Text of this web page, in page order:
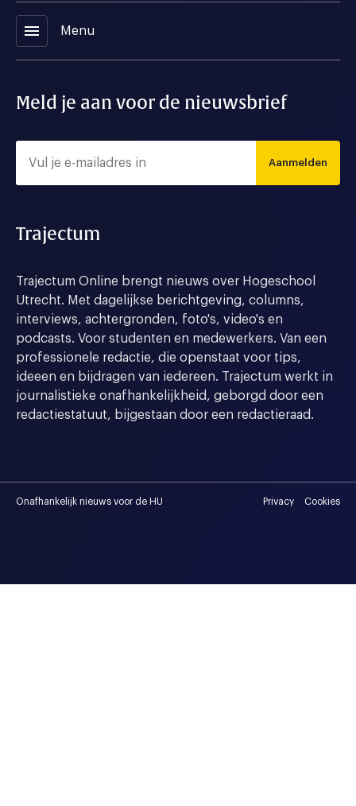
menu Menu
Meld je aan voor de nieuwsbrief
Aanmelden
Trajectum
Trajectum Online brengt nieuws over Hogeschool
Utrecht. Met dagelijkse berichtgeving, columns,
interviews, achtergronden, foto's, video's en
podcasts. Voor studenten en medewerkers. Van een
professionele redactie, die openstaat voor tips,
ideeen en bijdragen van iedereen. Trajectum werkt in
journalistieke onafhankelijkheid, geborgd door een
redactiestatuut, bijgestaan door een redactieraad.
Onafhankelijk nieuws voor de HU Privacy Cookies